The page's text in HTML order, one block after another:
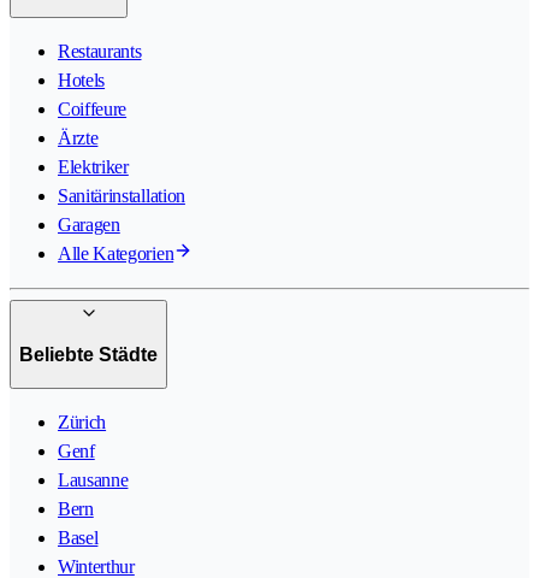
Restaurants
Hotels
Coiffeure
Ärzte
Elektriker
Sanitärinstallation
Garagen
Alle Kategorien
Beliebte Städte
Zürich
Genf
Lausanne
Bern
Basel
Winterthur